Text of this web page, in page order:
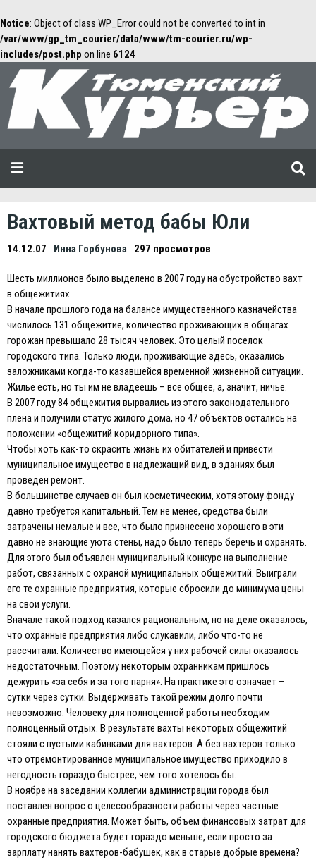
Notice: Object of class WP_Error could not be converted to int in
/var/www/gp_tm_courier/data/www/tm-courier.ru/wp-
includes/post.php on line 6124
Вахтовый метод бабы Юли
14.12.07 Инна Горбунова 297 просмотров
Шесть миллионов было выделено в 2007 году на обустройство вахт
в общежитиях.
В начале прошлого года на балансе имущественного казначейства
числилось 131 общежитие, количество проживающих в общагах
горожан превышало 28 тысяч человек. Это целый поселок
городского типа. Только люди, проживающие здесь, оказались
заложниками когда-то казавшейся временной жизненной ситуации.
Жилье есть, но ты им не владеешь – все общее, а, значит, ничье.
В 2007 году 84 общежития вырвались из этого законодательного
плена и получили статус жилого дома, но 47 объектов остались на
положении «общежитий коридорного типа».
Чтобы хоть как-то скрасить жизнь их обитателей и привести
муниципальное имущество в надлежащий вид, в зданиях был
проведен ремонт.
В большинстве случаев он был косметическим, хотя этому фонду
давно требуется капитальный. Тем не менее, средства были
затрачены немалые и все, что было привнесено хорошего в эти
давно не знающие уюта стены, надо было теперь беречь и охранять.
Для этого был объявлен муниципальный конкурс на выполнение
работ, связанных с охраной муниципальных общежитий. Выиграли
его те охранные предприятия, которые сбросили до минимума цены
на свои услуги.
Вначале такой подход казался рациональным, но на деле оказалось,
что охранные предприятия либо слукавили, либо что-то не
рассчитали. Количество имеющейся у них рабочей силы оказалось
недостаточным. Поэтому некоторым охранникам пришлось
дежурить «за себя и за того парня». На практике это означает –
сутки через сутки. Выдерживать такой режим долго почти
невозможно. Человеку для полноценной работы необходим
полноценный отдых. В результате вахты некоторых общежитий
стояли с пустыми кабинками для вахтеров. А без вахтеров только
что отремонтированное муниципальное имущество приходило в
негодность гораздо быстрее, чем того хотелось бы.
В ноябре на заседании коллегии администрации города был
поставлен вопрос о целесообразности работы через частные
охранные предприятия. Может быть, объем финансовых затрат для
городского бюджета будет гораздо меньше, если просто за
зарплату нанять вахтеров-бабушек, как в старые добрые времена?